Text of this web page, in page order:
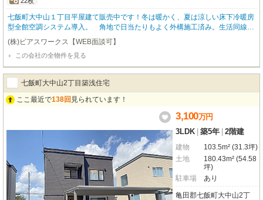
七飯町大中山１丁目平屋建て販売中です！冬は暖かく、夏は涼しい床下冷暖房
型全館空調システム導入。 角地で日当たりもよく外構施工済み。生活同線に
配慮された室内。土間と外との空間を繋ぐような大きな窓。 車で新函館北斗
駅まで約１3分、函館空港まで函館新道【七飯大川IC】使用時約20分とアクセ
スも良く、旅行や出張などの移動も快適です。ぜひ現地で「平屋暮らし」の魅
力を体感してみませんか？お問い合わせを心よりお待ちしております！
(株)ビアスワークス【WEB面談可】
この会社の全物件を見る
七飯町大中山2丁目築浅住宅
ここ最近で138回 見られています！
3,100万円
3LDK 築5年 2階建
建物
103.5m² (31.3坪)
土地
180.43m² (54.58
坪)
駐車場
あり
亀田郡七飯町大中山2丁